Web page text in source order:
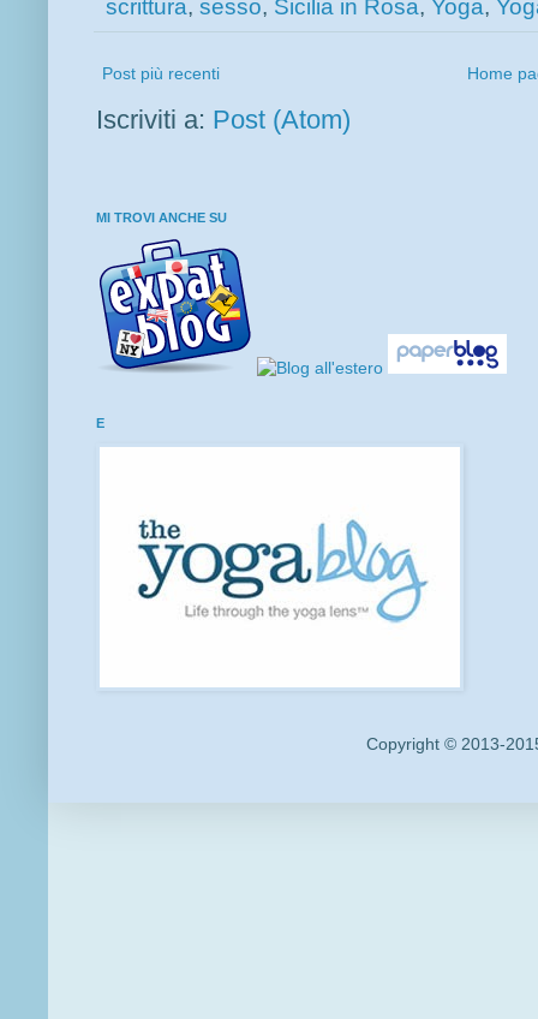
scrittura, sesso, Sicilia in Rosa, Yoga,
Post più recenti Home
Iscriviti a: Post (Atom)
MI TROVI ANCHE SU
E
Copyright © 2013-